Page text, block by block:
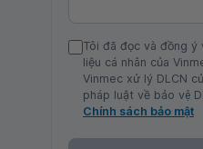
Tôi đã đọc và đồng ý
liệu cá nhân của
Vinmec xử lý DLCN
pháp luật về bảo vệ
Chính sách bảo mật